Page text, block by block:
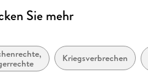
Sie mehr
Kriegsverbrechen